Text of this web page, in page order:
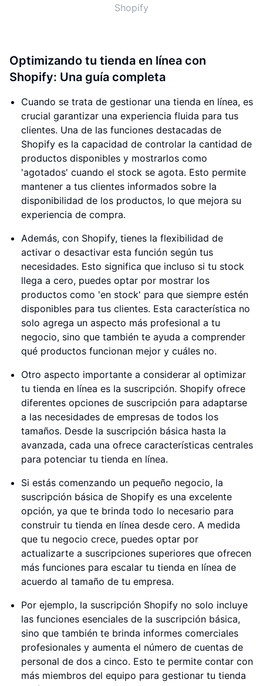
Shopify
Optimizando tu tienda en línea con
Shopify: Una guía completa
Cuando se trata de gestionar una tienda en línea, es
crucial garantizar una experiencia fluida para tus
clientes. Una de las funciones destacadas de
Shopify es la capacidad de controlar la cantidad de
productos disponibles y mostrarlos como
'agotados' cuando el stock se agota. Esto permite
mantener a tus clientes informados sobre la
disponibilidad de los productos, lo que mejora su
experiencia de compra.
Además, con Shopify, tienes la flexibilidad de
activar o desactivar esta función según tus
necesidades. Esto significa que incluso si tu stock
llega a cero, puedes optar por mostrar los
productos como 'en stock' para que siempre estén
disponibles para tus clientes. Esta característica no
solo agrega un aspecto más profesional a tu
negocio, sino que también te ayuda a comprender
qué productos funcionan mejor y cuáles no.
Otro aspecto importante a considerar al optimizar
tu tienda en línea es la suscripción. Shopify ofrece
diferentes opciones de suscripción para adaptarse
a las necesidades de empresas de todos los
tamaños. Desde la suscripción básica hasta la
avanzada, cada una ofrece características centrales
para potenciar tu tienda en línea.
Si estás comenzando un pequeño negocio, la
suscripción básica de Shopify es una excelente
opción, ya que te brinda todo lo necesario para
construir tu tienda en línea desde cero. A medida
que tu negocio crece, puedes optar por
actualizarte a suscripciones superiores que ofrecen
más funciones para escalar tu tienda en línea de
acuerdo al tamaño de tu empresa.
Por ejemplo, la suscripción Shopify no solo incluye
las funciones esenciales de la suscripción básica,
sino que también te brinda informes comerciales
profesionales y aumenta el número de cuentas de
personal de dos a cinco. Esto te permite contar con
más miembros del equipo para gestionar tu tienda